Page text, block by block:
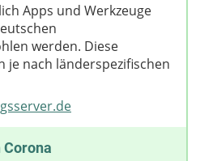
Apps und Werkzeuge
werden. Diese
je nach länderspezifischen